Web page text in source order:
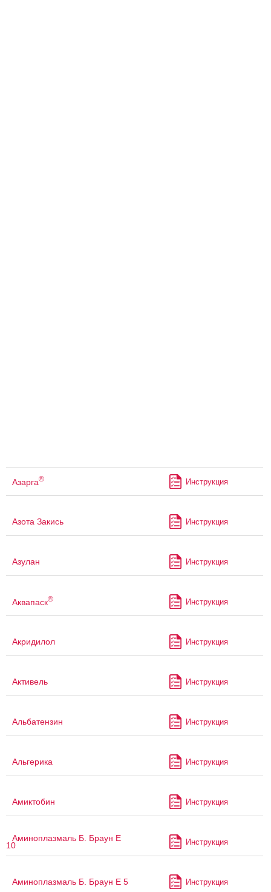
Азарга® Инструкция
Азота Закись Инструкция
Азулан Инструкция
Аквапаск® Инструкция
Акридилол Инструкция
Активель Инструкция
Альбатензин Инструкция
Альгерика Инструкция
Амиктобин Инструкция
Аминоплазмаль Б. Браун Е
10 Инструкция
Аминоплазмаль Б. Браун Е 5 Инструкция